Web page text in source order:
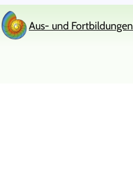
Aus- und Fortbildungen